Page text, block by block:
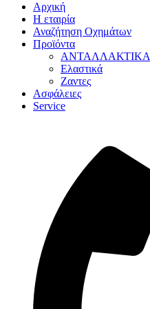
Αρχική
Η εταιρία
Αναζήτηση Οχημάτων
Προϊόντα
ΑΝΤΑΛΛΑΚΤΙΚΑ
Ελαστικά
Ζαντες
Ασφάλειες
Service